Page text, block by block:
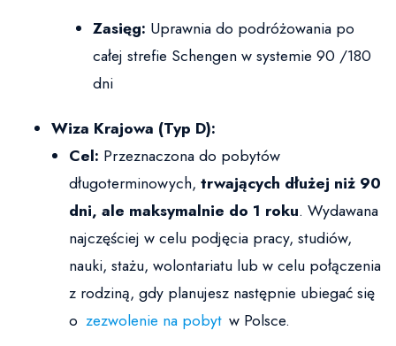
Zasięg: Uprawnia do podróżowania po
całej strefie Schengen w systemie 90 /180
dni
Wiza Krajowa (Typ D):
Cel: Przeznaczona do pobytów
długoterminowych,trwających dłużej niż 90
dni, ale maksymalnie do 1 roku. Wydawana
najczęściej w celu podjęcia pracy, studiów,
nauki, stażu, wolontariatu lub w celu połączenia
z rodziną, gdy planujesz następnie ubiegać się
o zezwolenie na pobyt w Polsce.